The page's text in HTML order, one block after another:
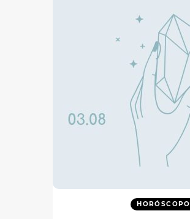
HORÓSCOPO